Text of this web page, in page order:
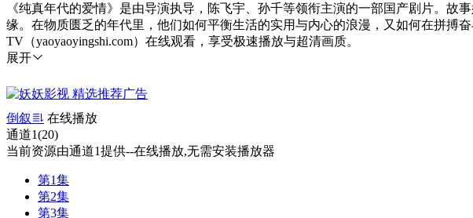
《纯真年代的爱情》是由导演执导，陈飞宇、孙千等领衔主演的一部国产剧片。
缘。在物质匮乏的年代里，他们如何平衡生活的实用与内心的浪漫，又如何在拼搏
TV（yaoyaoyingshi.com）在线观看，享受极速播放与超清画质。
展开
倒叙
在线播放
通道1(20)
当前资源由通道1提供--在线播放,无需安装播放器
第1集
第2集
第3集